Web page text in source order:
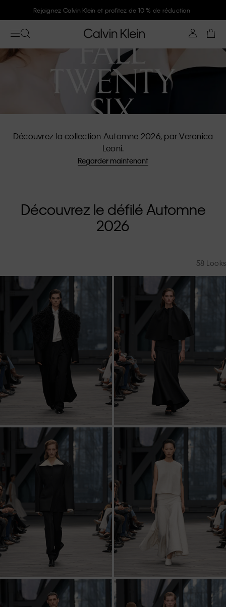
Rejoignez Calvin Klein et profitez de 10 % de réduction
Découvrez la collection Automne 2026, par Veronica
Leoni.
Regarder maintenant
Découvrez le défilé Automne
2026
58 Looks